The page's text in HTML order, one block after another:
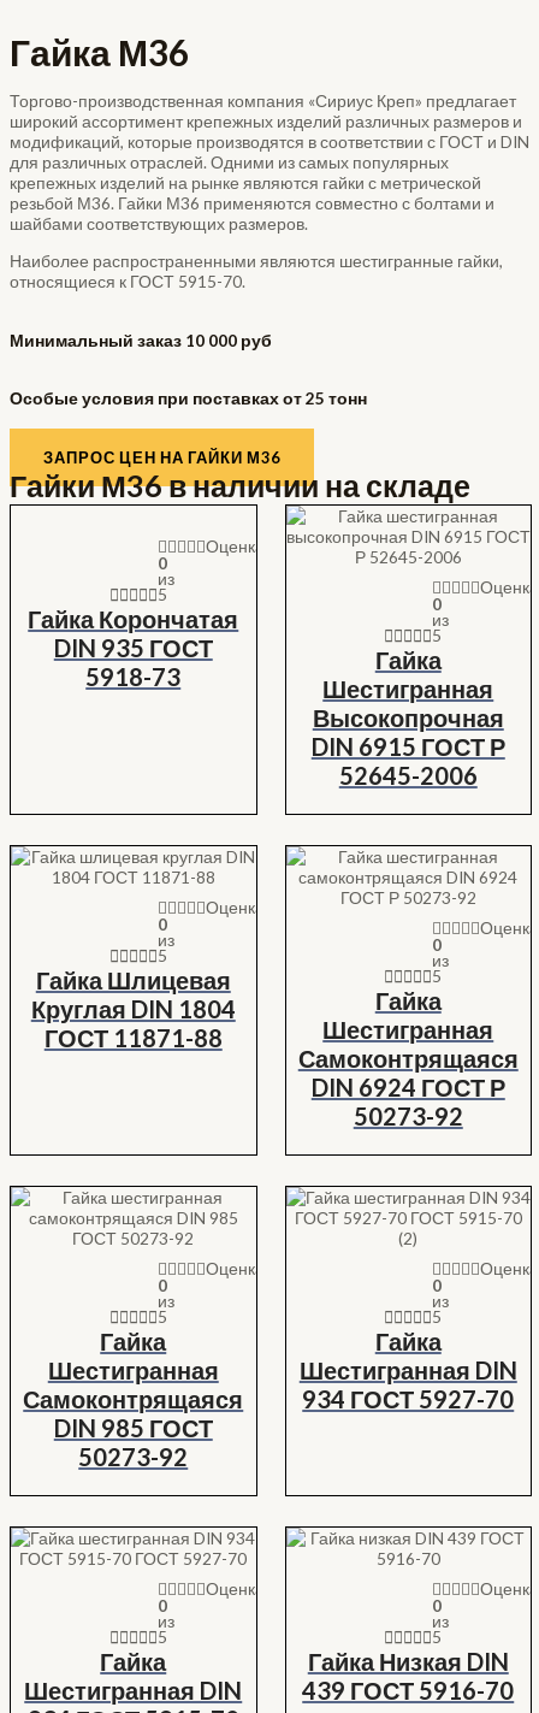
Гайка М36
Торгово-производственная компания «Сириус Креп» предлагает
широкий ассортимент крепежных изделий различных размеров и
модификаций, которые производятся в соответствии с ГОСТ и DIN
для различных отраслей. Одними из самых популярных
крепежных изделий на рынке являются гайки с метрической
резьбой М36. Гайки М36 применяются совместно с болтами и
шайбами соответствующих размеров.
Наиболее распространенными являются шестигранные гайки,
относящиеся к ГОСТ 5915-70.
Минимальный заказ 10 000 руб
Особые условия при поставках от 25 тонн
ЗАПРОС ЦЕН НА ГАЙКИ М36
Гайки М36 в наличии на складе
Оценка
0
из
5
Гайка Корончатая
DIN 935 ГОСТ
5918-73
Оценка
0
из
5
Гайка
Шестигранная
Высокопрочная
DIN 6915 ГОСТ Р
52645-2006
Оценка
0
из
5
Гайка Шлицевая
Круглая DIN 1804
ГОСТ 11871-88
Оценка
0
из
5
Гайка
Шестигранная
Самоконтрящаяся
DIN 6924 ГОСТ Р
50273-92
Оценка
0
из
5
Гайка
Шестигранная
Самоконтрящаяся
DIN 985 ГОСТ
50273-92
Оценка
0
из
5
Гайка
Шестигранная DIN
934 ГОСТ 5927-70
Оценка
0
из
5
Гайка
Шестигранная DIN
Оценка
0
из
5
Гайка Низкая DIN
439 ГОСТ 5916-70